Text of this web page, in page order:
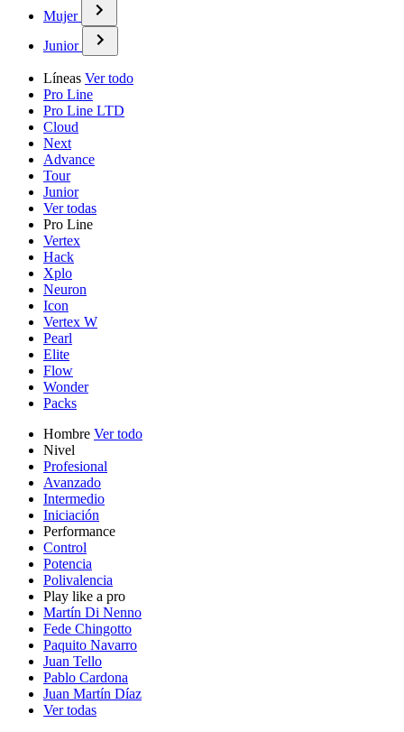
Mujer
Junior
Líneas Ver todo
Pro Line
Pro Line LTD
Cloud
Next
Advance
Tour
Junior
Ver todas
Pro Line
Vertex
Hack
Xplo
Neuron
Icon
Vertex W
Pearl
Elite
Flow
Wonder
Packs
Hombre Ver todo
Nivel
Profesional
Avanzado
Intermedio
Iniciación
Performance
Control
Potencia
Polivalencia
Play like a pro
Martín Di Nenno
Fede Chingotto
Paquito Navarro
Juan Tello
Pablo Cardona
Juan Martín Díaz
Ver todas